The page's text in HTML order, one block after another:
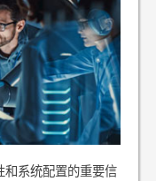
和系统配置的重要信